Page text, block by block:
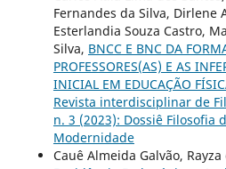
Fernandes da Silva, Dirlene
Esterlandia Souza Castro,
Silva, BNCC E BNC DA
PROFESSORES(AS) E AS
INICIAL EM EDUCAÇÃO
Revista interdisciplinar de
n. 3 (2023): Dossiê Filosofia
Modernidade
Cauê Almeida Galvão,